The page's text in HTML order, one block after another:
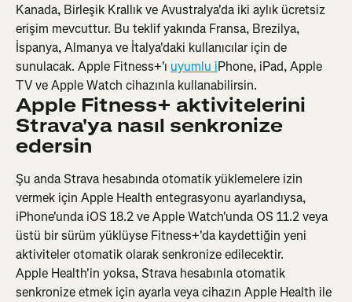
Kanada, Birleşik Krallık ve Avustralya'da iki aylık ücretsiz
erişim mevcuttur. Bu teklif yakında Fransa, Brezilya,
İspanya, Almanya ve İtalya'daki kullanıcılar için de
sunulacak. Apple Fitness+'ı uyumlu iPhone, iPad, Apple
TV ve Apple Watch cihazınla kullanabilirsin.
Apple Fitness+ aktivitelerini
Strava'ya nasıl senkronize
edersin
Şu anda Strava hesabında otomatik yüklemelere izin
vermek için Apple Health entegrasyonu ayarlandıysa,
iPhone'unda iOS 18.2 ve Apple Watch'unda OS 11.2 veya
üstü bir sürüm yüklüyse Fitness+'da kaydettiğin yeni
aktiviteler otomatik olarak senkronize edilecektir.
Apple Health'in yoksa, Strava hesabınla otomatik
senkronize etmek için ayarla veya cihazın Apple Health ile